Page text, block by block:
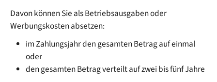
Davon können Sie als Betriebsausgaben oder
Werbungskosten absetzen:
im Zahlungsjahr den gesamten Betrag auf einmal
oder
den gesamten Betrag verteilt auf zwei bis fünf Jahre